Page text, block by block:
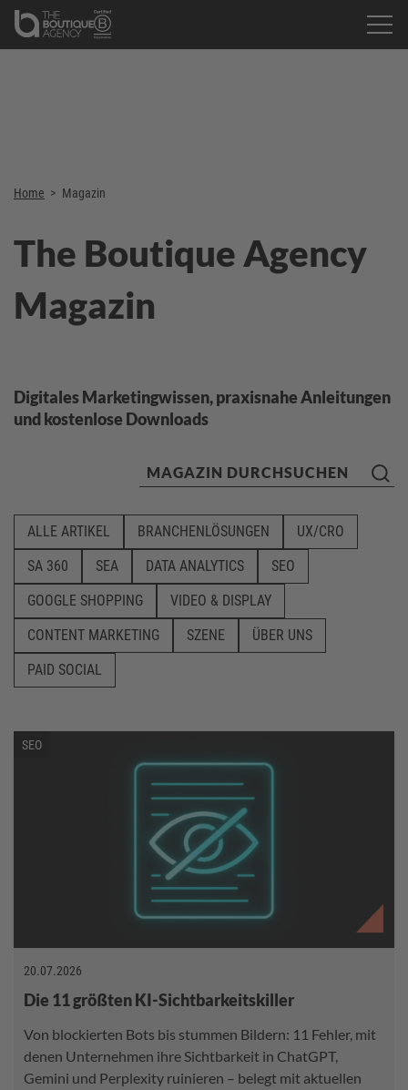
Home > Magazin
The Boutique Agency
Magazin
Digitales Marketingwissen, praxisnahe Anleitungen
und kostenlose Downloads
ALLE ARTIKEL BRANCHENLÖSUNGEN
UX/CRO
SA 360
SEA DATA ANALYTICS
SEO
GOOGLE SHOPPING
VIDEO & DISPLAY
CONTENT MARKETING
SZENE
ÜBER UNS
PAID SOCIAL
SEO
20.07.2026
Die 11 größten KI-Sichtbarkeitskiller
Von blockierten Bots bis stummen Bildern: 11 Fehler, mit
denen Unternehmen ihre Sichtbarkeit in ChatGPT,
Gemini und Perplexity ruinieren – belegt mit aktuellen